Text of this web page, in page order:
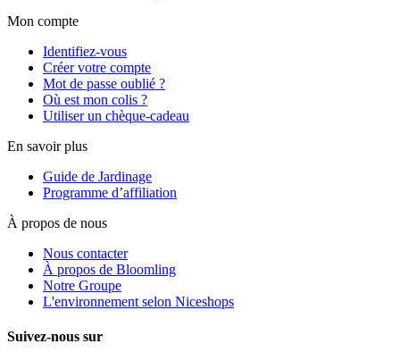
Mon compte
Identifiez-vous
Créer votre compte
Mot de passe oublié ?
Où est mon colis ?
Utiliser un chèque-cadeau
En savoir plus
Guide de Jardinage
Programme d’affiliation
À propos de nous
Nous contacter
À propos de Bloomling
Notre Groupe
L'environnement selon Niceshops
Suivez-nous sur